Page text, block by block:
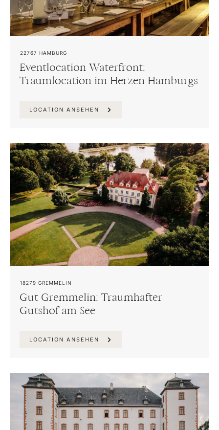
22767 HAMBURG
Eventlocation Waterfront:
Traumlocation im Herzen Hamburgs
LOCATION ANSEHEN
18279 GREMMELIN
Gut Gremmelin: Traumhafter
Gutshof am See
LOCATION ANSEHEN